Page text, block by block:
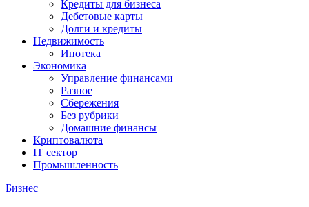
Кредиты для бизнеса
Дебетовые карты
Долги и кредиты
Недвижимость
Ипотека
Экономика
Управление финансами
Разное
Сбережения
Без рубрики
Домашние финансы
Криптовалюта
IT сектор
Промышленность
Бизнес